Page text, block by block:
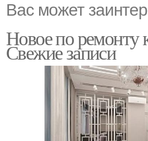
Вас может
Новое по ремонту
Свежие записи